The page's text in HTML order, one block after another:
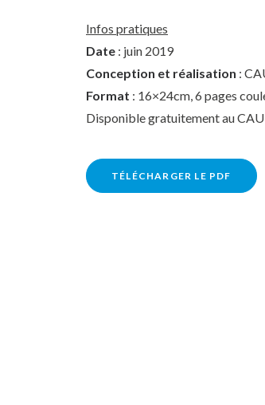
Infos pratiques
Date : juin 2019
Conception et réalisation :
Format : 16×24cm, 6 pages
Disponible gratuitement au
TÉLÉCHARGER LE PDF